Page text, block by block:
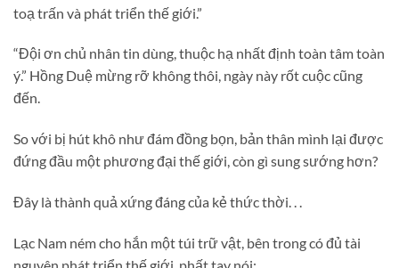
toạ trấn và phát triển thế giới.”
“Đội ơn chủ nhân tin dùng, thuộc hạ nhất định toàn tâm toàn
ý.” Hồng Duệ mừng rỡ không thôi, ngày này rốt cuộc cũng
đến.
So với bị hút khô như đám đồng bọn, bản thân mình lại được
đứng đầu một phương đại thế giới, còn gì sung sướng hơn?
Đây là thành quả xứng đáng của kẻ thức thời. . .
Lạc Nam ném cho hắn một túi trữ vật, bên trong có đủ tài